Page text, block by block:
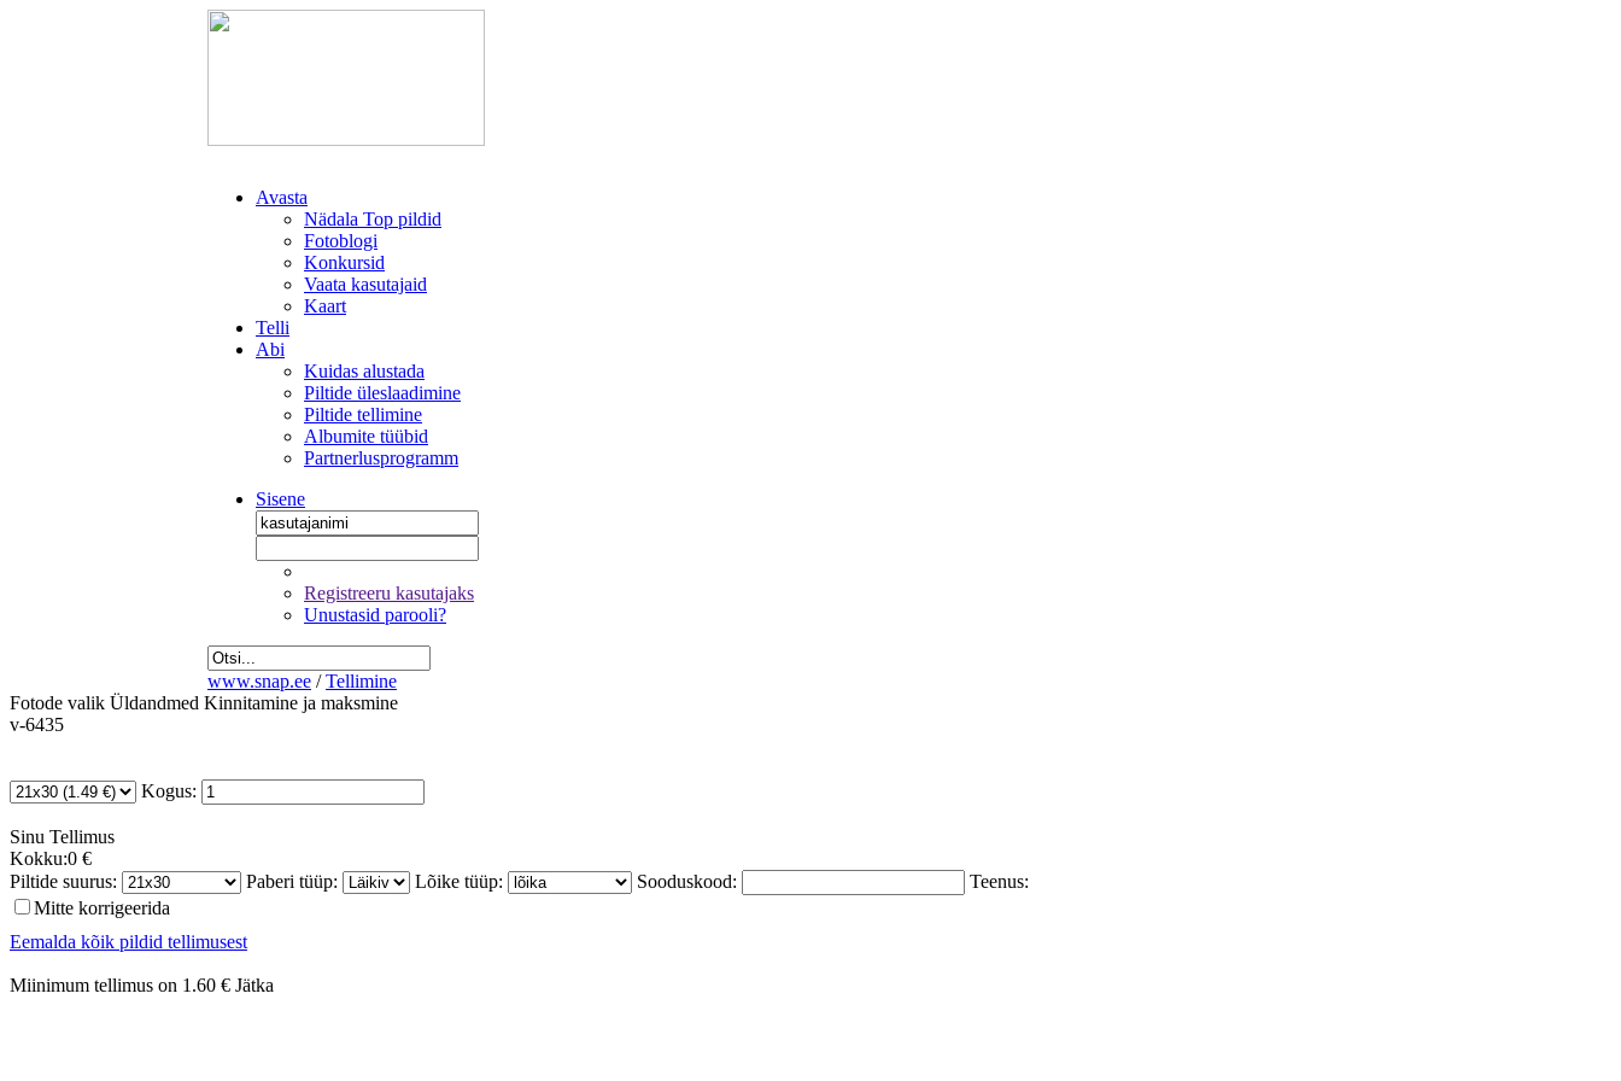
Avasta
Nädala Top pildid
Fotoblogi
Konkursid
Vaata kasutajaid
Kaart
Telli
Abi
Kuidas alustada
Piltide üleslaadimine
Piltide tellimine
Albumite tüübid
Partnerlusprogramm
Sisene
Registreeru kasutajaks
Unustasid parooli?
www.snap.ee / Tellimine
Fotode valik Üldandmed Kinnitamine ja maksmine
v-6435
Kogus:
Sinu Tellimus
Kokku:0 €
Piltide suurus:
Paberi tüüp: Lõike tüüp: Sooduskood:
Teenus:
Mitte korrigeerida
Eemalda kõik pildid tellimusest
Miinimum tellimus on 1.60 € Jätka